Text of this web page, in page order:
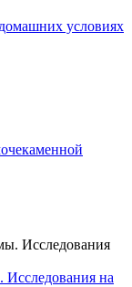
условиях
Исследования на